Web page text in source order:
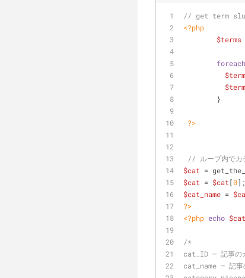
// get term
<?php
$terms
foreach
	}
?>
// ループ内でカ
$cat =
$cat = $cat[0];
$cat_name =
?>
<?php echo
/*
cat_ID – 記事の
cat_name – 記事